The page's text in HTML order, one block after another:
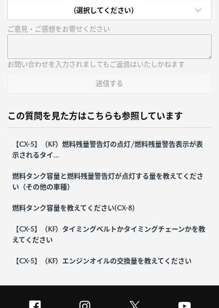
(選択してください)
ご意見・ご感想をお寄せください
お問い合わせを入力されましてもご返信はいたしかねます
送信する
この質問を見た方はこちらも参照しています
【CX-5】（KF）燃料残量警告灯の点灯/燃料残量警告表示が表
示されるタイ...
燃料タンク容量と燃料残量警告灯が点灯する量を教えてくださ
い（その他の車種）
燃料タンク容量を教えてください(CX-8)
【CX-5】（KF）タイミングベルトかタイミングチェーンかを教
えてください
【CX-5】（KF）エンジンオイルの交換量を教えてください